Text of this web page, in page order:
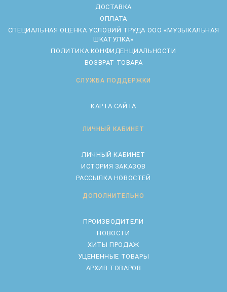
ДОСТАВКА
ОПЛАТА
CПЕЦИАЛЬНАЯ ОЦЕНКА УСЛОВИЙ ТРУДА ООО «МУЗЫКАЛЬНАЯ
ШКАТУЛКА»
ПОЛИТИКА КОНФИДЕНЦИАЛЬНОСТИ
ВОЗВРАТ ТОВАРА
СЛУЖБА ПОДДЕРЖКИ
КАРТА САЙТА
ЛИЧНЫЙ КАБИНЕТ
ЛИЧНЫЙ КАБИНЕТ
ИСТОРИЯ ЗАКАЗОВ
РАССЫЛКА НОВОСТЕЙ
ДОПОЛНИТЕЛЬНО
ПРОИЗВОДИТЕЛИ
НОВОСТИ
ХИТЫ ПРОДАЖ
УЦЕНЕННЫЕ ТОВАРЫ
АРХИВ ТОВАРОВ